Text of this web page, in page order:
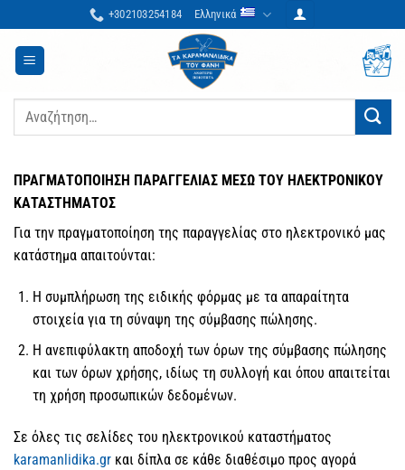
στο
περιεχόμενο
+302103254184 Ελληνικά
Αναζήτηση
ΠΡΑΓΜΑΤΟΠΟΙΗΣΗ ΠΑΡΑΓΓΕΛΙΑΣ ΜΕΣΩ ΤΟΥ ΗΛΕΚΤΡΟΝΙΚΟΥ
ΚΑΤΑΣΤΗΜΑΤΟΣ
Για την πραγματοποίηση της παραγγελίας στο ηλεκτρονικό μας
κατάστημα απαιτούνται:
Η συμπλήρωση της ειδικής φόρμας με τα απαραίτητα
στοιχεία για τη σύναψη της σύμβασης πώλησης.
Η ανεπιφύλακτη αποδοχή των όρων της σύμβασης πώλησης
και των όρων χρήσης, ιδίως τη συλλογή και όπου απαιτείται
τη χρήση προσωπικών δεδομένων.
Σε όλες τις σελίδες του ηλεκτρονικού καταστήματος
karamanlidika.gr και δίπλα σε κάθε διαθέσιμο προς αγορά